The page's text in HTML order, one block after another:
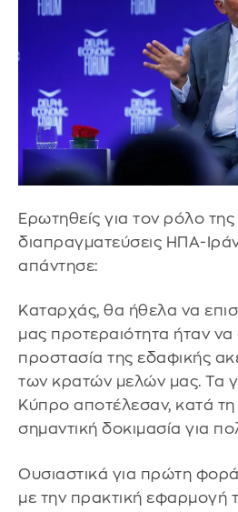
Ερωτηθείς για τον ρόλο
διαπραγματεύσεις ΗΠΑ-
απάντησε:
Καταρχάς, θα ήθελα να
μας προτεραιότητα ήταν
προστασία της εδαφικής
των κρατών μελών μας. Τα
Κύπρο αποτέλεσαν, κατά
σημαντική δοκιμασία για
Ουσιαστικά για πρώτη
με την πρακτική εφαρμογή